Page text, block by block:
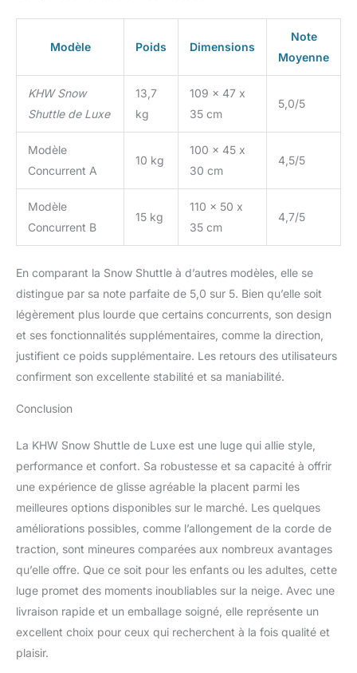
Modèle Poids Dimensions
Note
Moyenne
KHW Snow
Shuttle de Luxe
13,7
kg
109 x 47 x
35 cm
5,0/5
Modèle
Concurrent A
10 kg
100 x 45 x
30 cm
4,5/5
Modèle
Concurrent B
15 kg
110 x 50 x
35 cm
4,7/5
En comparant la Snow Shuttle à d’autres modèles, elle se
distingue par sa note parfaite de 5,0 sur 5. Bien qu’elle soit
légèrement plus lourde que certains concurrents, son design
et ses fonctionnalités supplémentaires, comme la direction,
justifient ce poids supplémentaire. Les retours des utilisateurs
confirment son excellente stabilité et sa maniabilité.
Conclusion
La KHW Snow Shuttle de Luxe est une luge qui allie style,
performance et confort. Sa robustesse et sa capacité à offrir
une expérience de glisse agréable la placent parmi les
meilleures options disponibles sur le marché. Les quelques
améliorations possibles, comme l’allongement de la corde de
traction, sont mineures comparées aux nombreux avantages
qu’elle offre. Que ce soit pour les enfants ou les adultes, cette
luge promet des moments inoubliables sur la neige. Avec une
livraison rapide et un emballage soigné, elle représente un
excellent choix pour ceux qui recherchent à la fois qualité et
plaisir.